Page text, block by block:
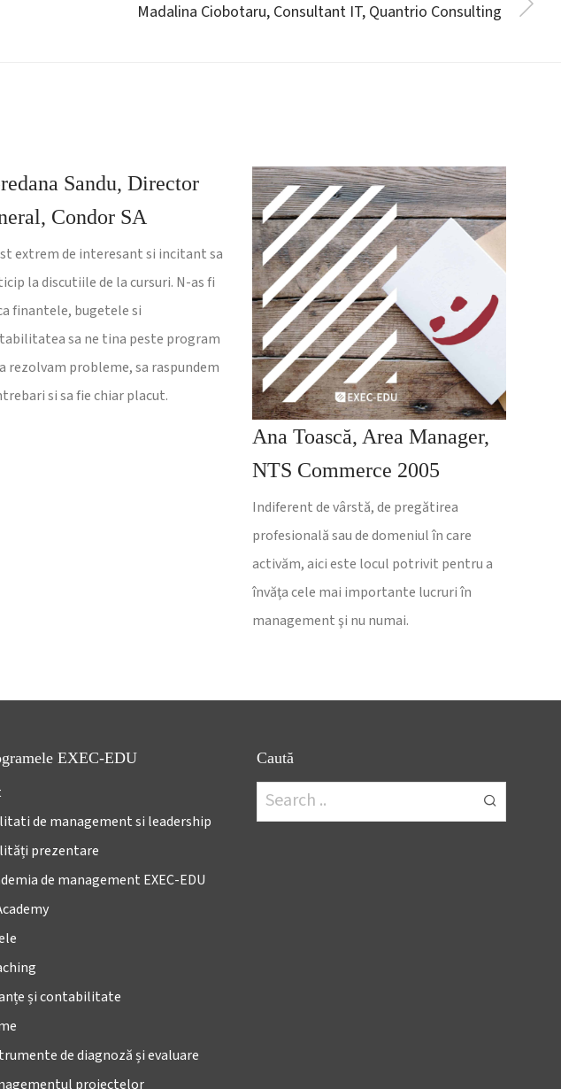
Madalina Ciobotaru, Consultant IT, Quantrio Consulting
Sandu, Director
Condor SA
extrem de interesant si incitant sa
la discutiile de la cursuri. N-as fi
finantele, bugetele si
sa ne tina peste program
rezolvam probleme, sa raspundem
si sa fie chiar placut.
Ana Toască, Area Manager,
NTS Commerce 2005
Indiferent de vârstă, de pregătirea
profesională sau de domeniul în care
activăm, aici este locul potrivit pentru a
învăţa cele mai importante lucruri în
management şi nu numai.
EXEC-EDU
de management si leadership
prezentare
de management EXEC-EDU
și contabilitate
de diagnoză și evaluare
proiectelor
Caută